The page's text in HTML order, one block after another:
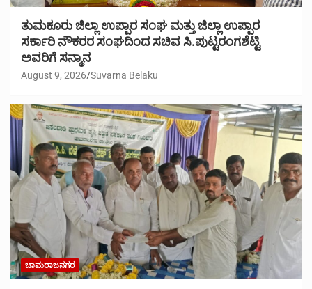
ತುಮಕೂರು ಜಿಲ್ಲಾ ಉಪ್ಪಾರ ಸಂಘ ಮತ್ತು ಜಿಲ್ಲಾ ಉಪ್ಪಾರ
ಸರ್ಕಾರಿ ನೌಕರರ ಸಂಘದಿಂದ ಸಚಿವ ಸಿ.ಪುಟ್ಟರಂಗಶೆಟ್ಟಿ
ಅವರಿಗೆ ಸನ್ಮಾನ
August 9, 2026 Suvarna Belaku
ಚಾಮರಾಜನಗರ